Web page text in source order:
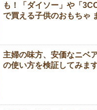
も！「ダイソー」や「
で買える子供のおもちゃ
主婦の味方、安価なニベ
の使い方を検証してみま